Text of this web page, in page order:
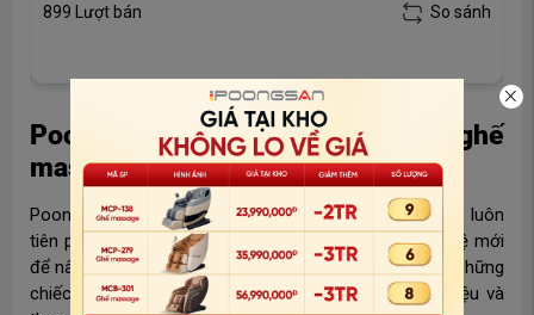
899 Lượt bán So sánh
Poongsan dẫn đầu xu hướng ghế
massage hỗ trợ trị liệu thông minh
Poongsan - Thương hiệu ghế massage hỗ trợ trị liệu luôn
tiên phong trong việc nghiên cứu, ứng dụng công nghệ mới
để nâng tầm trải nghiệm chăm sóc sức khỏe tại nhà. Những
chiếc ghế massage trở thành chuyên gia hỗ trợ trị liệu và